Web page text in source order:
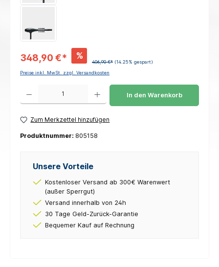
348,90 €* %
406,90 €* (14.25% gespart)
Preise inkl. MwSt. zzgl. Versandkosten
Produkt Anzahl: Gib den gewünschten Wert ein oder benutze die Schaltflächen um
In den Warenkorb
Zum Merkzettel hinzufügen
Produktnummer: 805158
Unsere Vorteile
Kostenloser Versand ab 300€ Warenwert
(außer Sperrgut)
Versand innerhalb von 24h
30 Tage Geld-Zurück-Garantie
Bequemer Kauf auf Rechnung